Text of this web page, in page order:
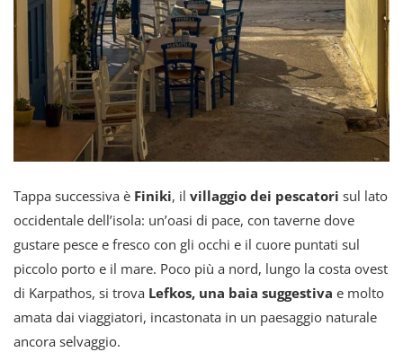
Tappa successiva è Finiki, il villaggio dei pescatori sul lato
occidentale dell’isola: un’oasi di pace, con taverne dove
gustare pesce e fresco con gli occhi e il cuore puntati sul
piccolo porto e il mare. Poco più a nord, lungo la costa ovest
di Karpathos, si trova Lefkos, una baia suggestiva e molto
amata dai viaggiatori, incastonata in un paesaggio naturale
ancora selvaggio.